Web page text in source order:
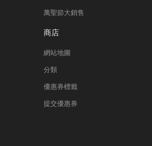
萬聖節大銷售
商店
網站地圖
分類
優惠券標籤
提交優惠券